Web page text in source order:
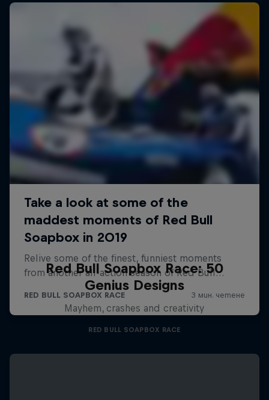
Red Bull Soapbox Race: 50
Genius Designs
Mayhem, crashes and creativity
RED BULL SOAPBOX RACE